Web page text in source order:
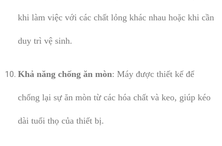
khi làm việc với các chất lỏng khác nhau hoặc khi cần
duy trì vệ sinh.
Khả năng chống ăn mòn: Máy được thiết kế để
chống lại sự ăn mòn từ các hóa chất và keo, giúp kéo
dài tuổi thọ của thiết bị.